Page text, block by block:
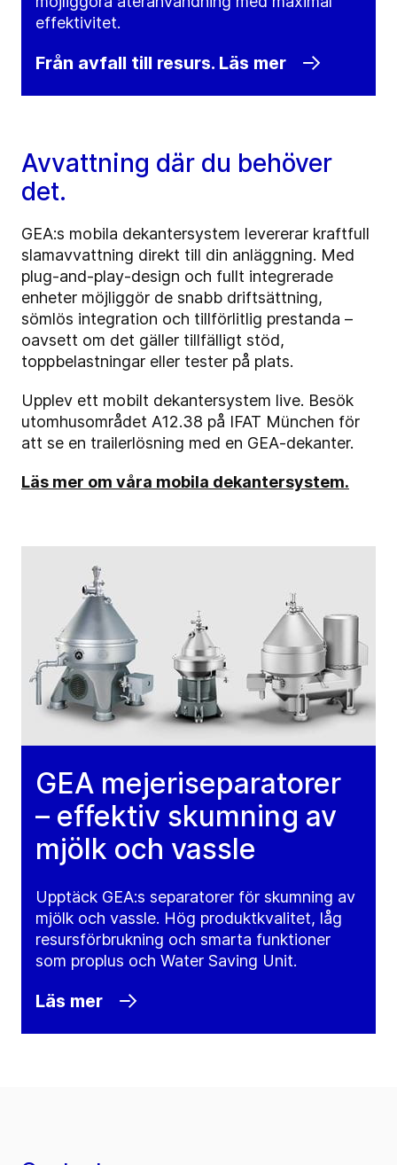
effektivitet.
Från avfall till resurs. Läs mer
Avvattning där du behöver
det.
GEA:s mobila dekantersystem levererar kraftfull
slamavvattning direkt till din anläggning. Med
plug-and-play-design och fullt integrerade
enheter möjliggör de snabb driftsättning,
sömlös integration och tillförlitlig prestanda –
oavsett om det gäller tillfälligt stöd,
toppbelastningar eller tester på plats.
Upplev ett mobilt dekantersystem live. Besök
utomhusområdet A12.38 på IFAT München för
att se en trailerlösning med en GEA-dekanter.
Läs mer om våra mobila dekantersystem.
GEA mejeriseparatorer
– effektiv skumning av
mjölk och vassle
Upptäck GEA:s separatorer för skumning av
mjölk och vassle. Hög produktkvalitet, låg
resursförbrukning och smarta funktioner
som proplus och Water Saving Unit.
Läs mer